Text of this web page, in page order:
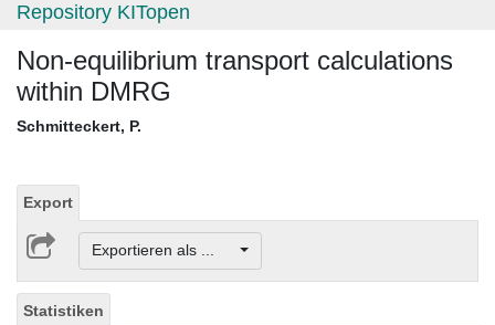
Repository KITopen
Non-equilibrium transport calculations
within DMRG
Schmitteckert, P.
Export
Exportieren als ...
Statistiken